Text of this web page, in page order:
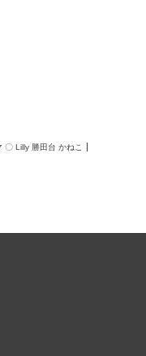
〇 Lilly 勝田台 かねこ